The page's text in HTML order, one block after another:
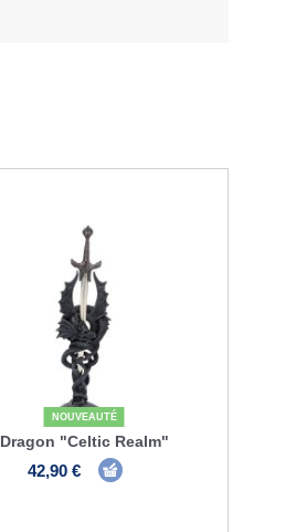
NOUVEAUTÉ
Dragon "Celtic Realm"
42,90 €